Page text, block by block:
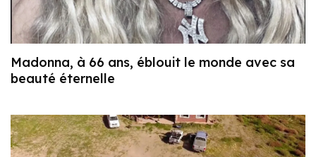
Madonna, à 66 ans, éblouit le monde avec sa
beauté éternelle